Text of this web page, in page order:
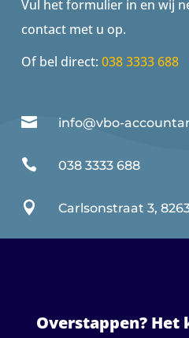
Vul het formulier in en wij
contact met u op.
Of bel direct: 038 3333 688
 info@vbo-
 038 3333 688
 Carlsonstraat 3,
Overstappen? Het